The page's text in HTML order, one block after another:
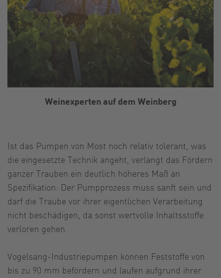
Ist das Pumpen von Most noch relativ tolerant, was
die eingesetzte Technik angeht, verlangt das Fördern
ganzer Trauben ein deutlich höheres Maß an
Spezifikation: Der Pumpprozess muss sanft sein und
darf die Traube vor ihrer eigentlichen Verarbeitung
nicht beschädigen, da sonst wertvolle Inhaltsstoffe
verloren gehen.
Vogelsang-Industriepumpen können Feststoffe von
bis zu 90 mm befördern und laufen aufgrund ihrer
Weinexperten auf dem Weinberg